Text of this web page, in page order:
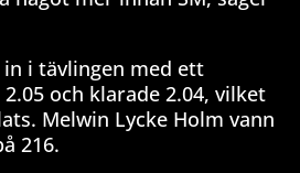
in i tävlingen med ett
och klarade 2.04, vilket
Melwin Lycke Holm vann
216.